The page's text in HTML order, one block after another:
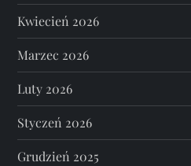
Kwiecień 2026
Marzec 2026
Luty 2026
Styczeń 2026
Grudzień 2025